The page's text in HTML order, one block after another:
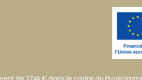
de 274k € dans le cadre du